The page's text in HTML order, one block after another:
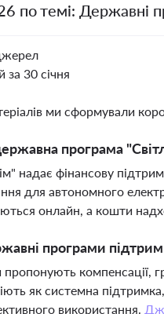
по темі: Державні
за 30 січня
ми сформували
програма
надає фінансову
для автономного
онлайн, а кошти
програми
компенсації,
як системна
використання.